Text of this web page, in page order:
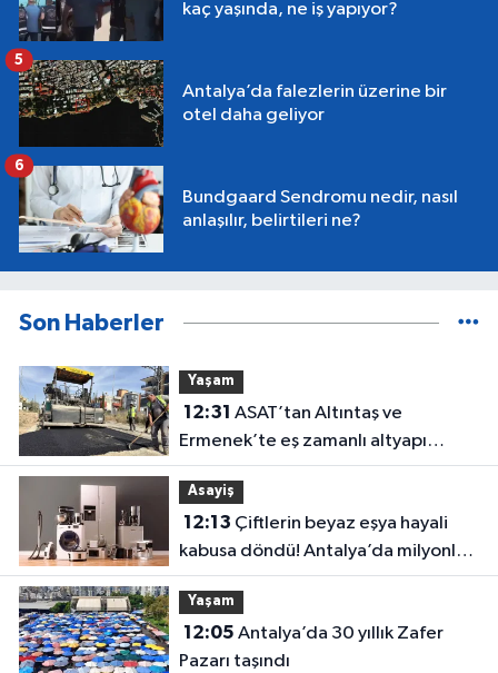
kaç yaşında, ne iş yapıyor?
Antalya’da falezlerin üzerine bir
otel daha geliyor
5
Bundgaard Sendromu nedir, nasıl
anlaşılır, belirtileri ne?
6
Son Haberler
Yaşam
12:31
Ermenek’te eş zamanlı altyapı
seferberliği
Asayiş
12:13
kabusa döndü! Antalya’da milyonluk
dolandırıcılık iddiası
Yaşam
12:05
Pazarı taşındı